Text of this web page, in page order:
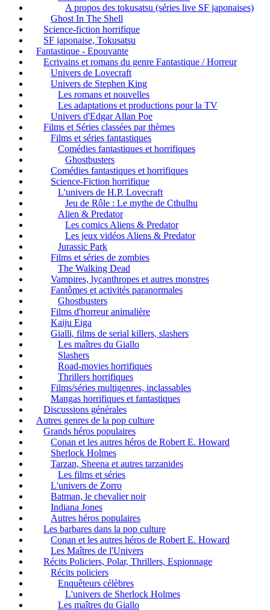
A propos des tokusatsu (séries live SF japonaises)
Ghost In The Shell
Science-fiction horrifique
SF japonaise, Tokusatsu
Fantastique - Epouvante
Ecrivains et romans du genre Fantastique / Horreur
Univers de Lovecraft
Univers de Stephen King
Les romans et nouvelles
Les adaptations et productions pour la TV
Univers d'Edgar Allan Poe
Films et Séries classées par thèmes
Films et séries fantastiques
Comédies fantastiques et horrifiques
Ghostbusters
Comédies fantastiques et horrifiques
Science-Fiction horrifique
L'univers de H.P. Lovecraft
Jeu de Rôle : Le mythe de Cthulhu
Alien & Predator
Les comics Aliens & Predator
Les jeux vidéos Aliens & Predator
Jurassic Park
Films et séries de zombies
The Walking Dead
Vampires, lycanthropes et autres monstres
Fantômes et activités paranormales
Ghostbusters
Films d'horreur animalière
Kaiju Eiga
Gialli, films de serial killers, slashers
Les maîtres du Giallo
Slashers
Road-movies horrifiques
Thrillers horrifiques
Films/séries multigenres, inclassables
Mangas horrifiques et fantastiques
Discussions générales
Autres genres de la pop culture
Grands héros populaires
Conan et les autres héros de Robert E. Howard
Sherlock Holmes
Tarzan, Sheena et autres tarzanides
Les films et séries
L'univers de Zorro
Batman, le chevalier noir
Indiana Jones
Autres héros populaires
Les barbares dans la pop culture
Conan et les autres héros de Robert E. Howard
Les Maîtres de l'Univers
Récits Policiers, Polar, Thrillers, Espionnage
Récits policiers
Enquêteurs célèbres
L'univers de Sherlock Holmes
Les maîtres du Giallo